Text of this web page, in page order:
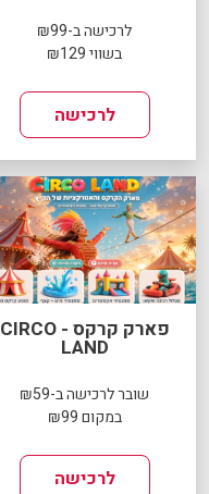
לרכישה ב-₪99
בשווי ₪129
לרכישה
פארק קרקס - CIRCO
LAND
שובר לרכישה ב-₪59
במקום ₪99
לרכישה